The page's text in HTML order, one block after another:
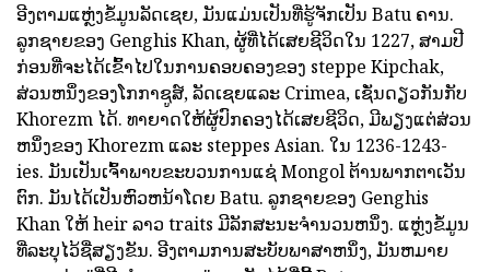
ອີງຕາມແຫຼ່ງຂໍ້ມູນລັດເຊຍ, ມັນແມ່ນເປັນທີ່ຮູ້ຈັກເປັນ Batu ຄານ.
ລູກຊາຍຂອງ Genghis Khan, ຜູ້ທີ່ໄດ້ເສຍຊີວິດໃນ 1227, ສາມປີ
ກ່ອນທີ່ຈະໄດ້ເຂົ້າໄປໃນການຄອບຄອງຂອງ steppe Kipchak,
ສ່ວນຫນຶ່ງຂອງໂກກາຊູສ໌, ລັດເຊຍແລະ Crimea, ເຊັ່ນດຽວກັນກັບ
Khorezm ໄດ້. ທາຍາດໃຫ້ຜູ້ປົກຄອງໄດ້ເສຍຊີວິດ, ມີພຽງແຕ່ສ່ວນ
ຫນຶ່ງຂອງ Khorezm ແລະ steppes Asian. ໃນ 1236-1243-
ies. ມັນເປັນເຈົ້າພາບຂະບວນການແຊ່ Mongol ຕ້ານພາກຕາເວັນ
ຕົກ. ມັນໄດ້ເປັນຫົວຫນ້າໂດຍ Batu. ລູກຊາຍຂອງ Genghis
Khan ໃຫ້ heir ລາວ traits ມີລັກສະນະຈໍານວນຫນຶ່ງ. ແຫຼ່ງຂໍ້ມູນ
ທີ່ລະບຸໄວ້ຊື່ສຽງຂັນ. ອີງຕາມການສະບັບພາສາຫນຶ່ງ, ມັນຫມາຍ